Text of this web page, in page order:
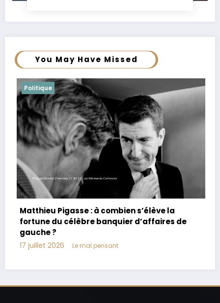
You May Have Missed
Politique
Joachim Le Floch-Imad : biographie, âge,
parents, vie privée
17 juillet 2026